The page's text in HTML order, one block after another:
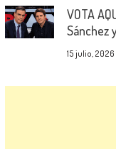
VOTA
Sánchez
15 julio, 2026